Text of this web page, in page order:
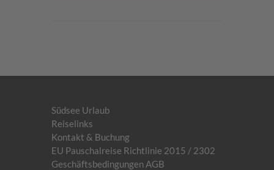
Südsee Urlaub
Reiselinks
Kontakt & Buchung
EU Pauschalreise Richtlinie 2015 / 2302
Geschäftsbedingungen AGB